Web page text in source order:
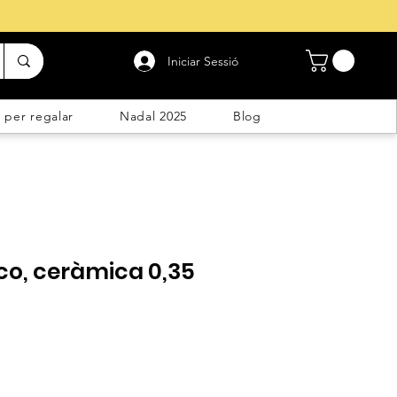
Iniciar Sessió
per regalar Nadal 2025 Blog
ceràmica 0,35